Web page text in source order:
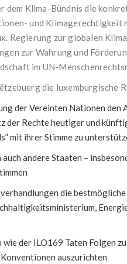
dem Klima-Bündnis die
und Klimagerechtigkeit
Regierung zur globalen
zur Wahrung und
im UN-
die luxemburgische
der Vereinten Nationen
der Rechte heutiger und
mit ihrer Stimme zu
andere Staaten –
die
der ILO169 Taten Folgen
auszurichten